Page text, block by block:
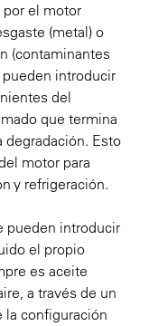
el motor
(metal) o
(contaminantes
pueden introducir
del
que termina
degradación. Esto
motor para
y refrigeración.
pueden introducir
el propio
es aceite
a través de un
la configuración